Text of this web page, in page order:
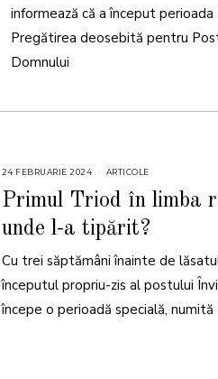
informează că a început perioada
Pregătirea deosebită pentru
Domnului
24 FEBRUARIE 2024 ARTICOLE
Primul Triod în limba
unde l-a tipărit?
Cu trei săptămâni înainte de
începutul propriu-zis al postului
începe o perioadă specială, numită